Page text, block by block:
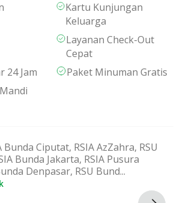
Kartu Kunjungan
Keluarga
Layanan Check-Out
Cepat
24 Jam
Paket Minuman Gratis
Bunda Ciputat, RSIA AzZahra, RSU
Bunda Jakarta, RSIA Pusura
Denpasar, RSU Bund...